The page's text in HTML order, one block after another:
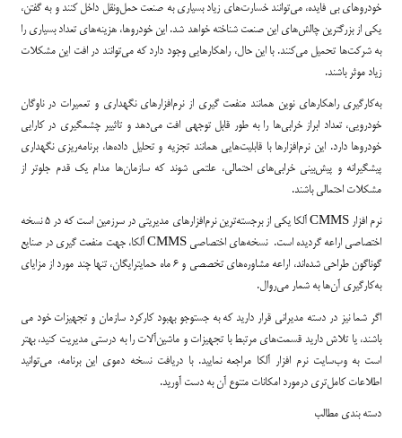
خودروهای بی فایده، می‌توانند خسارت‌های زیاد بسیاری به صنعت حمل‌ونقل داخل کنند و به گفتن،
یکی از بزرگترین چالش‌های این صنعت شناخته خواهد شد. این خودروها، هزینه‌های تعداد بسیاری را
به شرکت‌ها تحمیل می‌کنند. با این حال، راهکارهایی وجود دارد که می‌توانند در افت این مشکلات
زیاد موثر باشند.
به‌کارگیری راهکارهای نوین همانند منفعت گیری از نرم‌افزارهای نگهداری و تعمیرات در ناوگان
خودرویی، تعداد ابراز خرابی‌ها را به طور قابل توجهی افت می‌دهد و تاثییر چشمگیری در کارایی
خودروها دارد. این نرم‌افزارها با قابلیت‌هایی همانند تجزیه و تحلیل داده‌ها، برنامه‌ریزی نگهداری
پیشگیرانه و پیش‌بینی خرابی‌های احتمالی، علتمی شوند که سازمان‌ها مدام یک قدم جلوتر از
مشکلات احتمالی باشند.
نرم افزار CMMS آلکا یکی از برجسته‌ترین نرم‌افزارهای مدیریتی در سرزمین است که در 5 نسخه
اختصاصی اراعه گردیده است. نسخه‌های اختصاصی CMMS آلکا، جهت منفعت گیری در صنایع
گوناگون طراحی شده‌اند، اراعه مشاوره‌های تخصصی و ۶ ماه حمایترایگان، تنها چند مورد از مزایای
به‌کارگیری آن‌ها به شمار می‌روال.
اگر شما نیز در دسته مدیرانی قرار دارید که به جستوجو بهبود کارکرد سازمان و تجهیزات خود می
باشند، یا تلاش دارید قسمت‌های مرتبط با تجهیزات و ماشین‌آلات را به درستی مدیریت کنید، بهتر
است به وب‌سایت نرم افزار آلکا مراجعه نمایید. با دریافت نسخه دموی این برنامه، می‌توانید
اطلاعات کامل‌تری درمورد امکانات متنوع آن به دست آورید.
دسته بندی مطالب